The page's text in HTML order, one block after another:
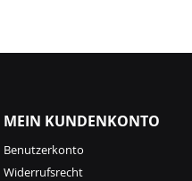
MEIN KUNDENKONTO
Benutzerkonto
Widerrufsrecht